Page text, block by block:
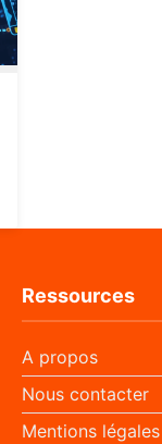
Ressources
A propos
Nous contacter
Mentions légales